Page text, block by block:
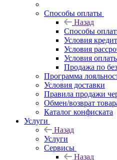
Способы оплаты
Назад
Способы
Условия
Условия
Условия
Продажа по
Программа
Условия доставки
Правила продажи
Обмен/возврат
Каталог конфиската
Услуги
Назад
Услуги
Сервисы
Назад